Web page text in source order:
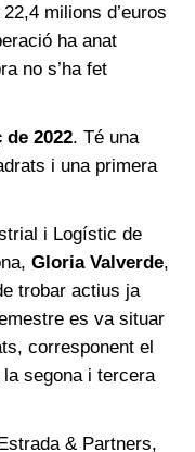
milions d’euros
ha anat
no s’ha fet
de 2022. Té una
i una primera
i Logístic de
Gloria Valverde,
trobar actius ja
es va situar
corresponent el
segona i tercera
& Partners,